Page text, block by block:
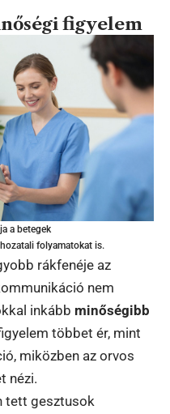
figyelem
a betegek
folyamatokat is.
rákfenéje az
nem
inkább minőségibb
többet ér, mint
miközben az orvos
nézi.
tett gesztusok